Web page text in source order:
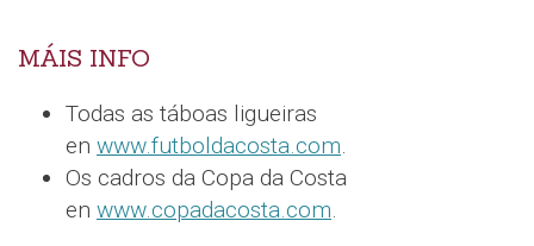
MÁIS INFO
Todas as táboas ligueiras
en www.futboldacosta.com.
Os cadros da Copa da Costa
en www.copadacosta.com.